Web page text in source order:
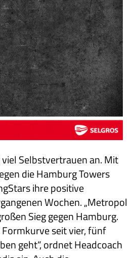
Selbstvertrauen an. Mit
die Hamburg Towers
ihre positive
Wochen. „Metropol
Sieg gegen Hamburg.
seit vier, fünf
geht“, ordnet Headcoach